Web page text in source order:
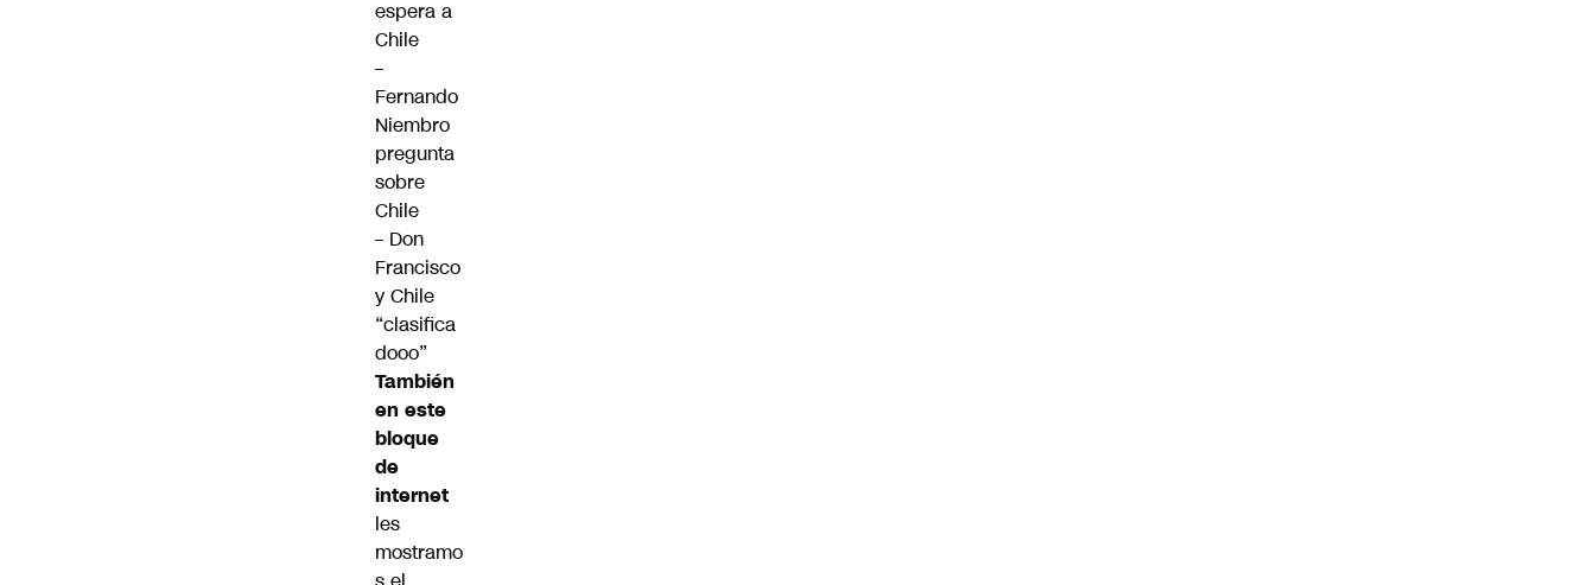
espera a
Chile
–
Fernando
Niembro
pregunta
sobre
Chile
– Don
Francisco
y Chile
“clasifica
dooo”
También
en este
bloque
de
internet
les
mostramo